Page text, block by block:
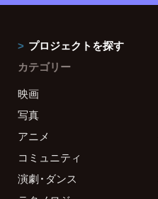
プロジェクトを探す
カテゴリー
映画
写真
アニメ
コミュニティ
演劇・ダンス